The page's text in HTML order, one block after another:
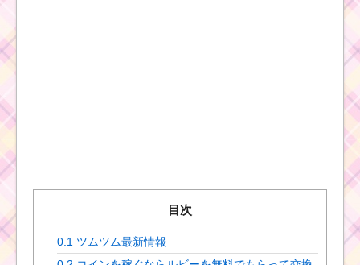
目次
0.1 ツムツム最新情報